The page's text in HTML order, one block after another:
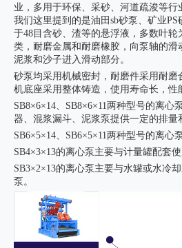
业，多用于环保、采砂、河道疏浚等行
我们这里提到的是油田sb砂泵、矿业
于48目含砂、渣等的悬浮液，多数叶轮
类，耐磨金属和耐磨橡胶，向泵轴的滑
泥浆和沙子进入滑动部分。
砂泵均采用机械密封，耐磨件采用耐
机底座采用整体铸造，使用寿命长，性
SB8×6×14、SB8×6×11两种型号的离心
器、混浆漏斗、泥浆泵提供一定的排量
SB6×5×14、SB6×5×11两种型号的离心
SB4×3×13的离心泵主要与计量罐配套
SB3×2×13的离心泵主要与水罐或水冷
泵。